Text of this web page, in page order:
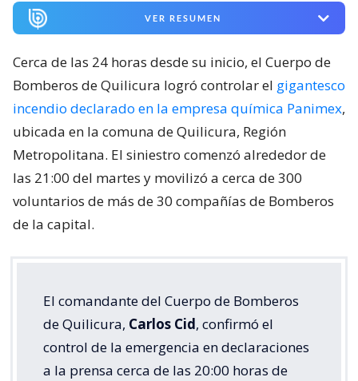
VER RESUMEN
Cerca de las 24 horas desde su inicio, el Cuerpo de
Bomberos de Quilicura logró controlar el gigantesco
incendio declarado en la empresa química Panimex,
ubicada en la comuna de Quilicura, Región
Metropolitana. El siniestro comenzó alrededor de
las 21:00 del martes y movilizó a cerca de 300
voluntarios de más de 30 compañías de Bomberos
de la capital.
El comandante del Cuerpo de Bomberos
de Quilicura, Carlos Cid, confirmó el
control de la emergencia en declaraciones
a la prensa cerca de las 20:00 horas de